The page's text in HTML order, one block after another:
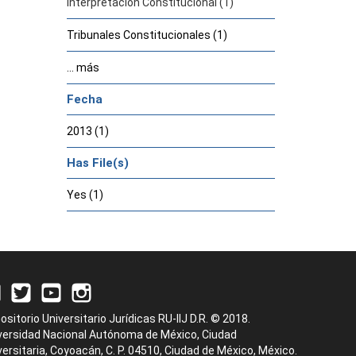
Tribunales Constitucionales (1)
... más
Fecha
2013 (1)
Has File(s)
Yes (1)
Universitario Jurídicas RU-IIJ D.R. © 2018.
Nacional Autónoma de México, Ciudad
Coyoacán, C. P. 04510, Ciudad de México, México.